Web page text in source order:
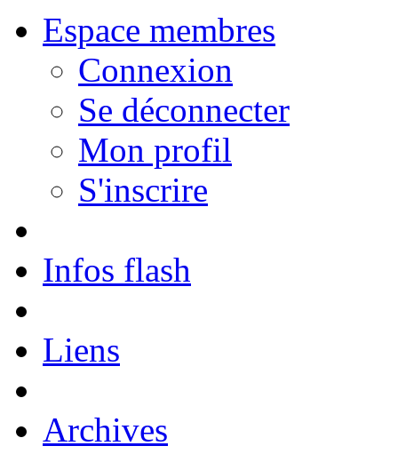
Espace membres
Connexion
Se déconnecter
Mon profil
S'inscrire
Infos flash
Liens
Archives